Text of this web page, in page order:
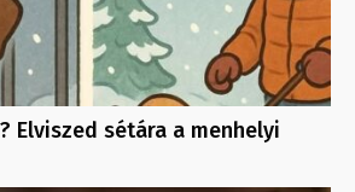
Elviszed sétára a menhelyi